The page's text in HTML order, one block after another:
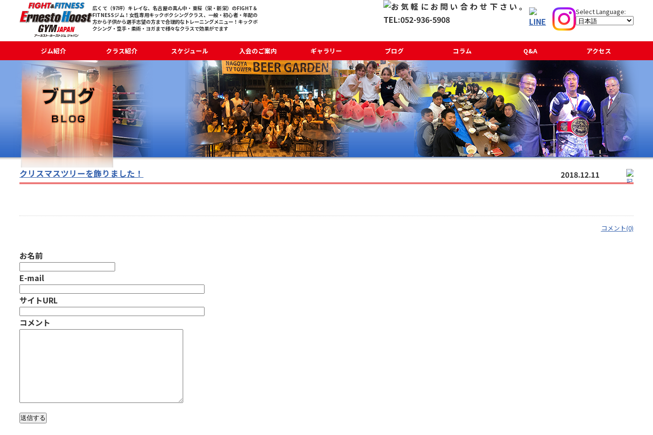
広くて（97坪）キレイな、名古屋の真ん中・東桜（栄・新栄）のFIGHT＆
FITNESSジム！女性専用キックボクシングクラス、一般・初心者・年配の
方から子供から選手志望の方まで合理的なトレーニングメニュー！キックボ
クシング・空手・柔術・ヨガまで様々なクラスで効果がでます
ジム紹介 クラス紹介 スケジュール 入会のご案内 ギャラリー ブログ コラム Q&A アクセス
クリスマスツリーを飾りました！ 2018.12.11
コメント(0)
お名前
E-mail
サイトURL
コメント